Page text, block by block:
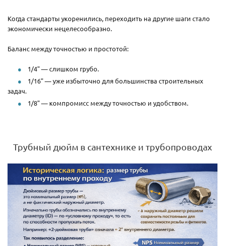
Когда стандарты укоренились, переходить на другие шаги стало
экономически нецелесообразно.
Баланс между точностью и простотой:
1/4" — слишком грубо.
1/16" — уже избыточно для большинства строительных
задач.
1/8" — компромисс между точностью и удобством.
Трубный дюйм в сантехнике и трубопроводах